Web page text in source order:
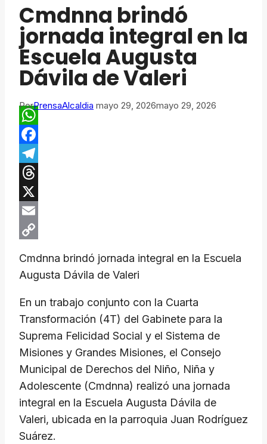
Cmdnna brindó
jornada integral en la
Escuela Augusta
Dávila de Valeri
PorPrensaAlcaldia mayo 29, 2026mayo 29, 2026
WhatsApp
Facebook
Telegram
Threads
X
Email
Link
Cmdnna brindó jornada integral en la Escuela
Augusta Dávila de Valeri
En un trabajo conjunto con la Cuarta
Transformación (4T) del Gabinete para la
Suprema Felicidad Social y el Sistema de
Misiones y Grandes Misiones, el Consejo
Municipal de Derechos del Niño, Niña y
Adolescente (Cmdnna) realizó una jornada
integral en la Escuela Augusta Dávila de
Valeri, ubicada en la parroquia Juan Rodríguez
Suárez.